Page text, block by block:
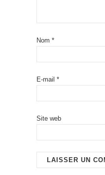
Nom *
E-mail *
Site web